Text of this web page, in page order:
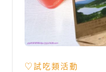
♡試吃類活動